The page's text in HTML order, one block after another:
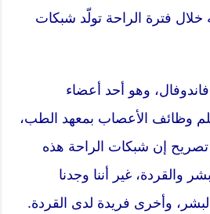
فترة الراحة تولّد شبكات
وهو أحد أعضاء
وظائف الأعصاب بمعهد الطب،
إن شبكات الراحة هذه
والقردة، غير أننا وجدنا
وأخرى فريدة لدى القردة.